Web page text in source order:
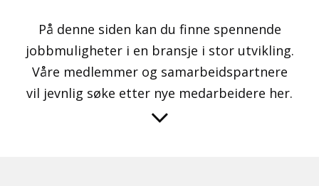
På denne siden kan du finne spennende
jobbmuligheter i en bransje i stor utvikling.
Våre medlemmer og samarbeidspartnere
vil jevnlig søke etter nye medarbeidere her.